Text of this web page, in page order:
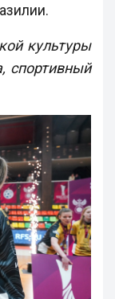
культуры
спортивный